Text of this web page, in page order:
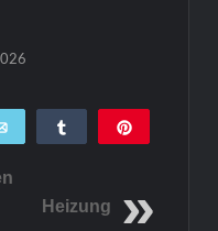
E-Mail Teilen
Heizung